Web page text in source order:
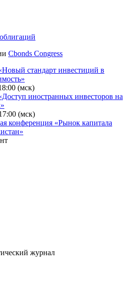
Cbonds Congress
стандарт инвестиций в
(мск)
иностранных инвесторов на
(мск)
конференция «Рынок капитала
журнал